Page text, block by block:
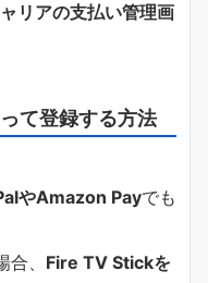
リアの支払い管理画
て登録する方法
やAmazon Payでも
、 Fire TV Stickを